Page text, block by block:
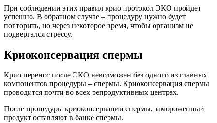
При соблюдении этих правил крио протокол ЭКО пройдет
успешно. В обратном случае – процедуру нужно будет
повторить, но через некоторое время, чтобы организм не
подвергался стрессу.
Криоконсервация спермы
Крио перенос после ЭКО невозможен без одного из главных
компонентов процедуры – спермы. Криоконсервация спермы
проводится почти во всех репродуктивных центрах.
После процедуры криоконсервации спермы, замороженный
продукт оставляют в банке спермы.